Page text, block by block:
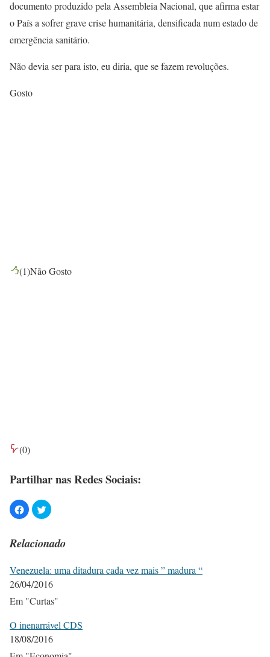
documento produzido pela Assembleia Nacional, que afirma estar
o País a sofrer grave crise humanitária, densificada num estado de
emergência sanitário.
Não devia ser para isto, eu diria, que se fazem revoluções.
Gosto
(1)Não Gosto
(0)
Partilhar nas Redes Sociais:
Relacionado
Venezuela: uma ditadura cada vez mais ” madura “
26/04/2016
Em "Curtas"
O inenarrável CDS
18/08/2016